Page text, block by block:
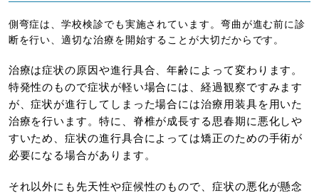
側弯症は、学校検診でも実施されています。弯曲が進む前に診
断を行い、適切な治療を開始することが大切だからです。
治療は症状の原因や進行具合、年齢によって変わります。
特発性のもので症状が軽い場合には、経過観察ですみます
が、症状が進行してしまった場合には治療用装具を用いた
治療を行います。特に、脊椎が成長する思春期に悪化しや
すいため、症状の進行具合によっては矯正のための手術が
必要になる場合があります。
それ以外にも先天性や症候性のもので、症状の悪化が懸念